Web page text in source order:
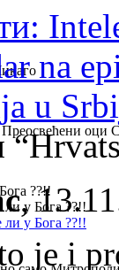
оци
??!!
у Бога ??!!
у Бога ??!!
na
u
,
je i